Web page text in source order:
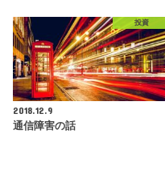
投資
2018.12.9
通信障害の話